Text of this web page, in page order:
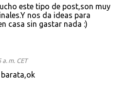
este tipo de post,son muy
nos da ideas para
casa sin gastar nada :)
a. m. CET
barata,ok